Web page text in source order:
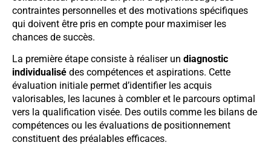
contraintes personnelles et des motivations spécifiques
qui doivent être pris en compte pour maximiser les
chances de succès.
La première étape consiste à réaliser un diagnostic
individualisé des compétences et aspirations. Cette
évaluation initiale permet d’identifier les acquis
valorisables, les lacunes à combler et le parcours optimal
vers la qualification visée. Des outils comme les bilans de
compétences ou les évaluations de positionnement
constituent des préalables efficaces.